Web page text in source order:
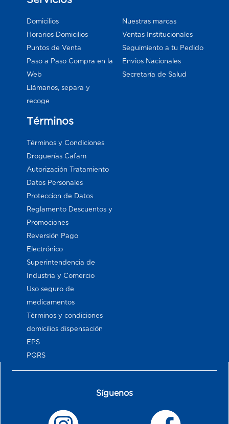
Domicilios
Horarios Domicilios
Puntos de Venta
Paso a Paso Compra en la
Web
Llámanos, separa y
recoge
Nuestras marcas
Ventas Institucionales
Seguimiento a tu Pedido
Envios Nacionales
Secretaría de Salud
Términos
Términos y Condiciones
Droguerías Cafam
Autorización Tratamiento
Datos Personales
Proteccion de Datos
Reglamento Descuentos y
Promociones
Reversión Pago
Electrónico
Superintendencia de
Industria y Comercio
Uso seguro de
medicamentos
Términos y condiciones
domicilios dispensación
EPS
PQRS
Síguenos